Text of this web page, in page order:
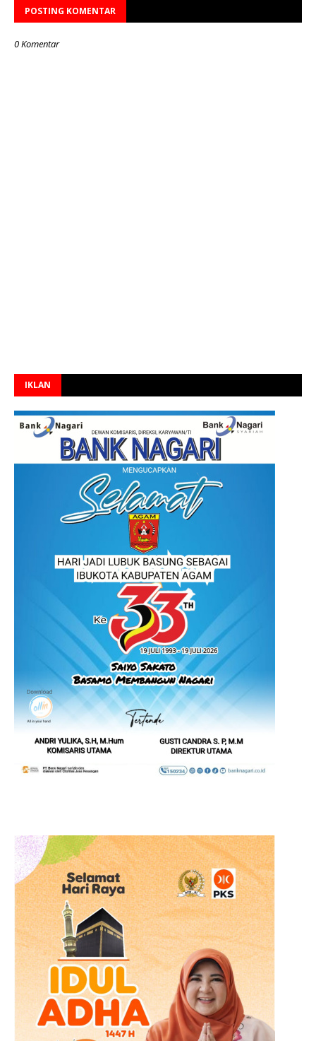
POSTING KOMENTAR
0 Komentar
IKLAN